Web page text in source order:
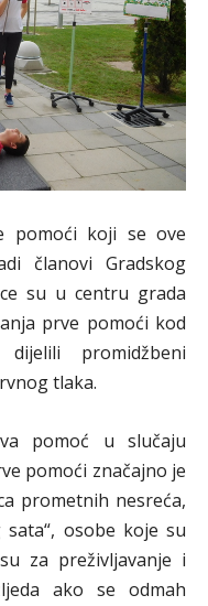
pomoći koji se ove
članovi Gradskog
su u centru grada
prve pomoći kod
promidžbeni
tlaka.
pomoć u slučaju
pomoći značajno je
prometnih nesreća,
osobe koje su
za preživljavanje i
ako se odmah